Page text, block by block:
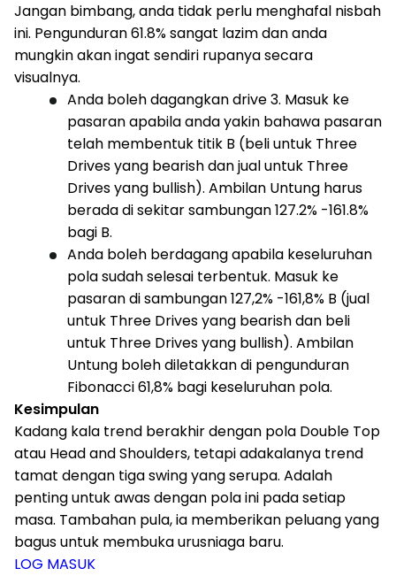
Jangan bimbang, anda tidak perlu menghafal nisbah
ini. Pengunduran 61.8% sangat lazim dan anda
mungkin akan ingat sendiri rupanya secara
visualnya.
Anda boleh dagangkan drive 3. Masuk ke
pasaran apabila anda yakin bahawa pasaran
telah membentuk titik B (beli untuk Three
Drives yang bearish dan jual untuk Three
Drives yang bullish). Ambilan Untung harus
berada di sekitar sambungan 127.2% -161.8%
bagi B.
Anda boleh berdagang apabila keseluruhan
pola sudah selesai terbentuk. Masuk ke
pasaran di sambungan 127,2% -161,8% B (jual
untuk Three Drives yang bearish dan beli
untuk Three Drives yang bullish). Ambilan
Untung boleh diletakkan di pengunduran
Fibonacci 61,8% bagi keseluruhan pola.
Kesimpulan
Kadang kala trend berakhir dengan pola Double Top
atau Head and Shoulders, tetapi adakalanya trend
tamat dengan tiga swing yang serupa. Adalah
penting untuk awas dengan pola ini pada setiap
masa. Tambahan pula, ia memberikan peluang yang
bagus untuk membuka urusniaga baru.
LOG MASUK